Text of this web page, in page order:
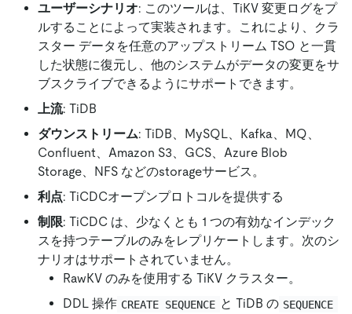
ユーザーシナリオ: このツールは、TiKV 変更ログをプ
ルすることによって実装されます。これにより、クラ
スター データを任意のアップストリーム TSO と一貫
した状態に復元し、他のシステムがデータの変更をサ
ブスクライブできるようにサポートできます。
上流: TiDB
ダウンストリーム: TiDB、MySQL、Kafka、MQ、
Confluent、Amazon S3、GCS、Azure Blob
Storage、NFS などのstorageサービス。
利点: TiCDCオープンプロトコルを提供する
制限: TiCDC は、少なくとも 1 つの有効なインデック
スを持つテーブルのみをレプリケートします。次のシ
ナリオはサポートされていません。
RawKV のみを使用する TiKV クラスター。
DDL 操作 CREATE SEQUENCE と TiDB の SEQUENCE